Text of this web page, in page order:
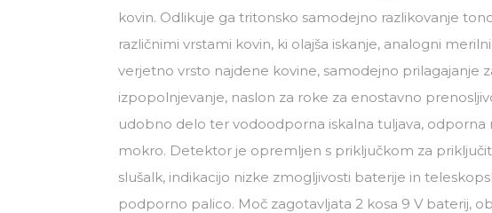
kovin. Odlikuje ga tritonsko samodejno razlikovanje
različnimi vrstami kovin, ki olajša iskanje, analogni
verjetno vrsto najdene kovine, samodejno prilagajanje
izpopolnjevanje, naslon za roke za enostavno
udobno delo ter vodoodporna iskalna tuljava, odporna
mokro. Detektor je opremljen s priključkom za
slušalk, indikacijo nizke zmogljivosti baterije in
podporno palico. Moč zagotavljata 2 kosa 9 V baterij,